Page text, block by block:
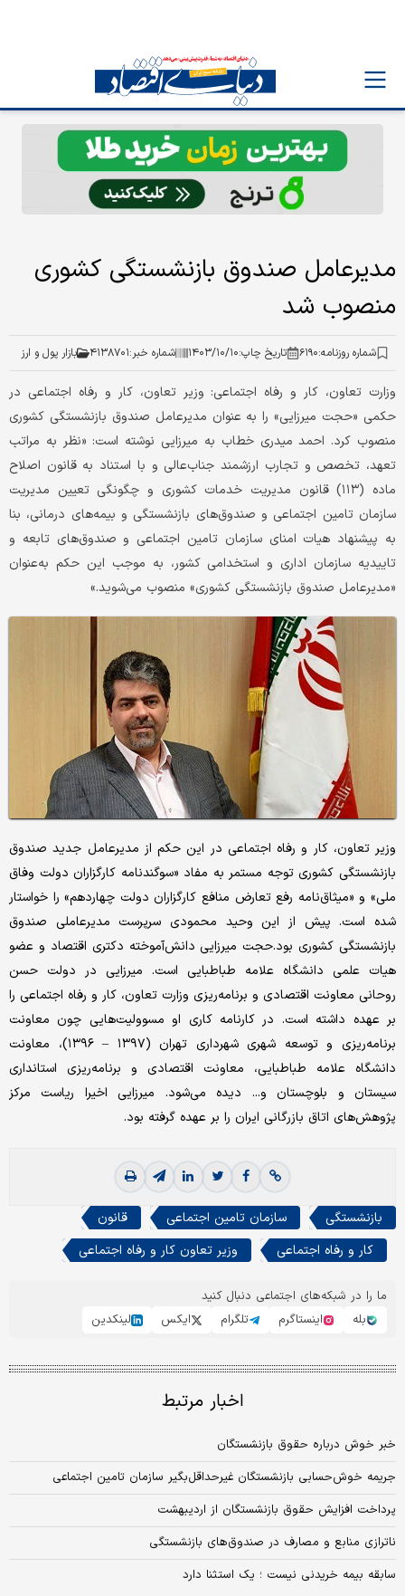
مدیرعامل صندوق بازنشستگی کشوری
منصوب شد
شماره روزنامه:۶۱۹۰ تاریخ چاپ:۱۴۰۳/۱۰/۱۰ شماره خبر:۴۱۳۸۷۰۱ بازار پول و ارز
وزارت تعاون، کار و رفاه اجتماعی: وزیر تعاون، کار و رفاه اجتماعی در
حکمی «حجت میرزایی» را به عنوان مدیرعامل صندوق بازنشستگی کشوری
منصوب کرد. احمد میدری خطاب به میرزایی نوشته است: «نظر به مراتب
تعهد، تخصص و تجارب ارزشمند جناب‌عالی و با استناد به قانون اصلاح
ماده (۱۱۳) قانون مدیریت خدمات کشوری و چگونگی تعیین مدیریت
سازمان تامین اجتماعی و صندوق‌های بازنشستگی و بیمه‌های درمانی، بنا
به پیشنهاد هیات امنای سازمان تامین اجتماعی و صندوق‌های تابعه و
تاییدیه سازمان اداری و استخدامی کشور، به موجب این حکم به‌عنوان
«مدیرعامل صندوق بازنشستگی کشوری» منصوب می‌شوید.»
وزیر تعاون، کار و رفاه اجتماعی در این حکم از مدیرعامل جدید صندوق
بازنشستگی کشوری توجه مستمر به مفاد «سوگندنامه کارگزاران دولت وفاق
ملی» و «میثاق‌نامه رفع تعارض منافع کارگزاران دولت چهاردهم» را خواستار
شده است. پیش از این وحید محمودی سرپرست مدیرعاملی صندوق
بازنشستگی کشوری بود.حجت میرزایی دانش‌آموخته دکتری اقتصاد و عضو
هیات علمی دانشگاه علامه طباطبایی است. میرزایی در دولت حسن
روحانی معاونت اقتصادی و برنامه‌ریزی وزارت تعاون، کار و رفاه اجتماعی را
بر عهده داشته است. در کارنامه کاری‌ او مسوولیت‌هایی چون معاونت
برنامه‌ریزی و توسعه شهری شهرداری تهران (۱۳۹۷ – ۱۳۹۶)، معاونت
دانشگاه علامه طباطبایی، معاونت اقتصادی و برنامه‌ریزی استانداری
سیستان و بلوچستان و... دیده می‌شود. میرزایی اخیرا ریاست مرکز
پژوهش‌های اتاق بازرگانی ایران را بر عهده گرفته بود.
بازنشستگی سازمان تامین اجتماعی
قانون
کار و رفاه اجتماعی
وزیر تعاون کار و رفاه اجتماعی
ما را در شبکه‌های اجتماعی دنبال کنید
بله
اینستاگرم تلگرام ایکس لینکدین
اخبار مرتبط
خبر خوش درباره حقوق بازنشستگان
جریمه خوش‌حسابی بازنشستگان غیرحداقل‌بگیر سازمان تامین اجتماعی
پرداخت افزایش حقوق بازنشستگان از اردیبهشت
ناترازی منابع و مصارف در صندوق‌های بازنشستگی
سابقه بیمه خریدنی نیست ؛ یک استثنا دارد